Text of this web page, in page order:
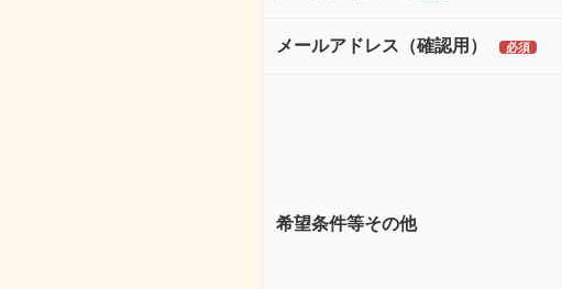
メールアドレス（確認用）
希望条件等その他